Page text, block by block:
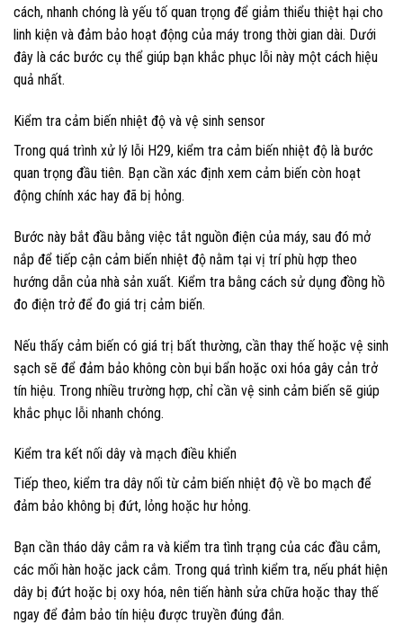
cách, nhanh chóng là yếu tố quan trọng để giảm thiểu thiệt hại cho
linh kiện và đảm bảo hoạt động của máy trong thời gian dài. Dưới
đây là các bước cụ thể giúp bạn khắc phục lỗi này một cách hiệu
quả nhất.
Kiểm tra cảm biến nhiệt độ và vệ sinh sensor
Trong quá trình xử lý lỗi H29, kiểm tra cảm biến nhiệt độ là bước
quan trọng đầu tiên. Bạn cần xác định xem cảm biến còn hoạt
động chính xác hay đã bị hỏng.
Bước này bắt đầu bằng việc tắt nguồn điện của máy, sau đó mở
nắp để tiếp cận cảm biến nhiệt độ nằm tại vị trí phù hợp theo
hướng dẫn của nhà sản xuất. Kiểm tra bằng cách sử dụng đồng hồ
đo điện trở để đo giá trị cảm biến.
Nếu thấy cảm biến có giá trị bất thường, cần thay thế hoặc vệ sinh
sạch sẽ để đảm bảo không còn bụi bẩn hoặc oxi hóa gây cản trở
tín hiệu. Trong nhiều trường hợp, chỉ cần vệ sinh cảm biến sẽ giúp
khắc phục lỗi nhanh chóng.
Kiểm tra kết nối dây và mạch điều khiển
Tiếp theo, kiểm tra dây nối từ cảm biến nhiệt độ về bo mạch để
đảm bảo không bị đứt, lỏng hoặc hư hỏng.
Bạn cần tháo dây cắm ra và kiểm tra tình trạng của các đầu cắm,
các mối hàn hoặc jack cắm. Trong quá trình kiểm tra, nếu phát hiện
dây bị đứt hoặc bị oxy hóa, nên tiến hành sửa chữa hoặc thay thế
ngay để đảm bảo tín hiệu được truyền đúng đắn.